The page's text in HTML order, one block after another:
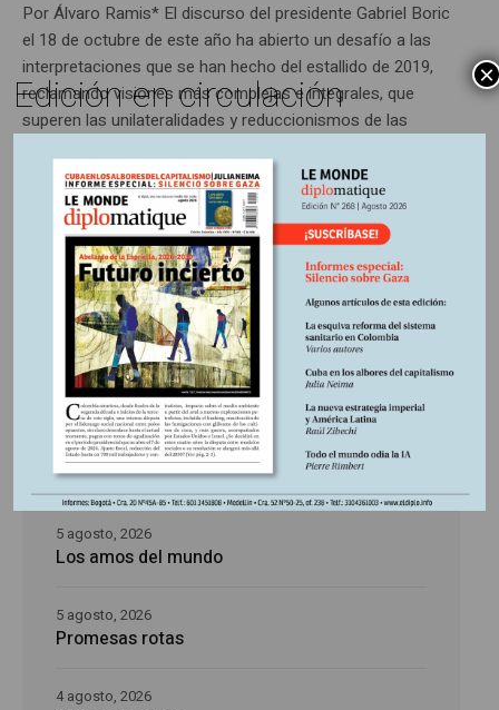
Por Álvaro Ramis* El discurso del presidente Gabriel Boric
el 18 de octubre de este año ha abierto un desafío a las
interpretaciones que se han hecho del estallido de 2019,
reclamando visiones más complejas e integrales, que
superen las unilateralidades y reduccionismos de las
es clara:...
Últimas publicaciones
La época de la intranquilidad
5 agosto, 2026
Los amos del mundo
5 agosto, 2026
Promesas rotas
5 agosto, 2026
4 agosto, 2026
Edición en circulación ×